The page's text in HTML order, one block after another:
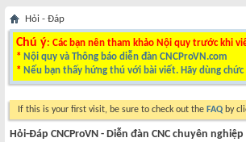
Hỏi - Đáp
Chú ý: Các bạn nên tham khảo Nội quy trước khi
* Nội quy và Thông báo diễn đàn CNCProVN.com
* Nếu bạn thấy hứng thú với bài viết. Hãy dùng chức
If this is your first visit, be sure to check out the FAQ by
Hỏi-Đáp CNCProVN - Diễn đàn CNC chuyên nghiệp